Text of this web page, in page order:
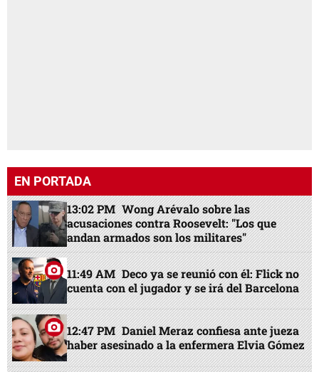
EN PORTADA
13:02 PM Wong Arévalo sobre las
acusaciones contra Roosevelt: "Los que
andan armados son los militares"
11:49 AM Deco ya se reunió con él: Flick no
cuenta con el jugador y se irá del Barcelona
12:47 PM Daniel Meraz confiesa ante jueza
haber asesinado a la enfermera Elvia Gómez